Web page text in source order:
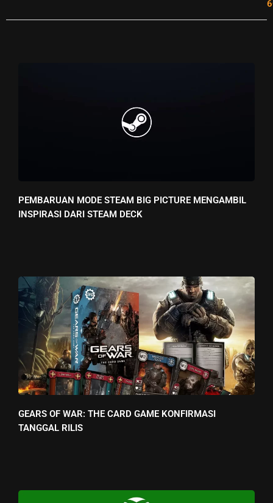
PEMBARUAN MODE STEAM BIG PICTURE MENGAMBIL
INSPIRASI DARI STEAM DECK
GEARS OF WAR: THE CARD GAME KONFIRMASI
TANGGAL RILIS